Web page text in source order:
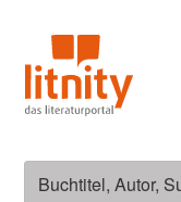
springen